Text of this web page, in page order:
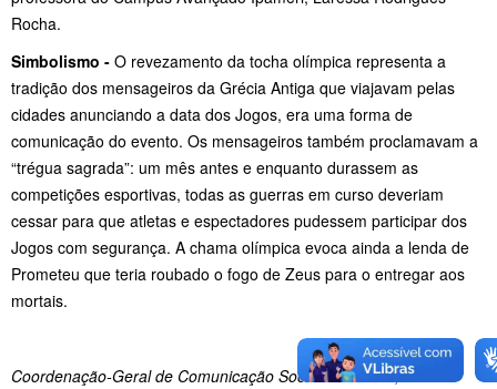
Rocha.
Simbolismo - O revezamento da tocha olímpica representa a
tradição dos mensageiros da Grécia Antiga que viajavam pelas
cidades anunciando a data dos Jogos, era uma forma de
comunicação do evento. Os mensageiros também proclamavam a
“trégua sagrada”: um mês antes e enquanto durassem as
competições esportivas, todas as guerras em curso deveriam
cessar para que atletas e espectadores pudessem participar dos
Jogos com segurança. A chama olímpica evoca ainda a lenda de
Prometeu que teria roubado o fogo de Zeus para o entregar aos
mortais.
Coordenação-Geral de Comunicação Social e Eventos, com